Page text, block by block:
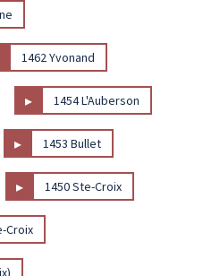
1462 Yvonand
▸ 1454 L'Auberson
▸ 1453 Bullet
▸ 1450 Ste-Croix
Croix